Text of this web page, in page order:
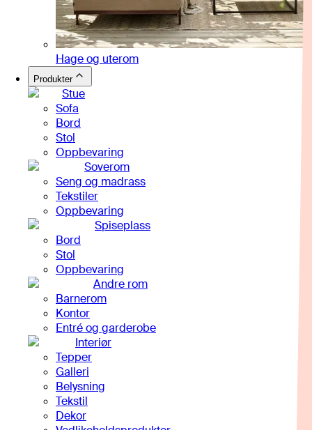
Hage og uterom
Produkter
Stue
Sofa
Bord
Stol
Oppbevaring
Soverom
Seng og madrass
Tekstiler
Oppbevaring
Spiseplass
Bord
Stol
Oppbevaring
Andre rom
Barnerom
Kontor
Entré og garderobe
Interiør
Tepper
Galleri
Belysning
Tekstil
Dekor